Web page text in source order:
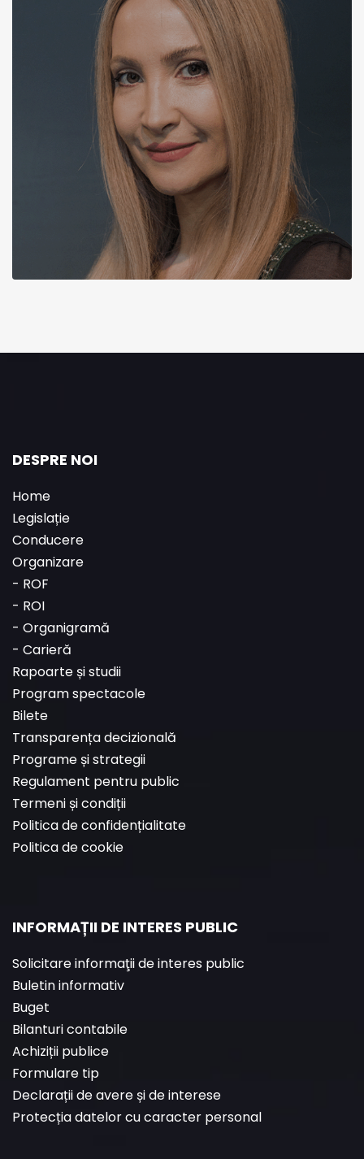
DESPRE NOI
Home
Legislație
Conducere
Organizare
- ROF
- ROI
- Organigramă
- Carieră
Rapoarte și studii
Program spectacole
Bilete
Transparența decizională
Programe și strategii
Regulament pentru public
Termeni și condiții
Politica de confidențialitate
Politica de cookie
INFORMAȚII DE INTERES PUBLIC
Solicitare informaţii de interes public
Buletin informativ
Buget
Bilanturi contabile
Achiziții publice
Formulare tip
Declarații de avere și de interese
Protecția datelor cu caracter personal